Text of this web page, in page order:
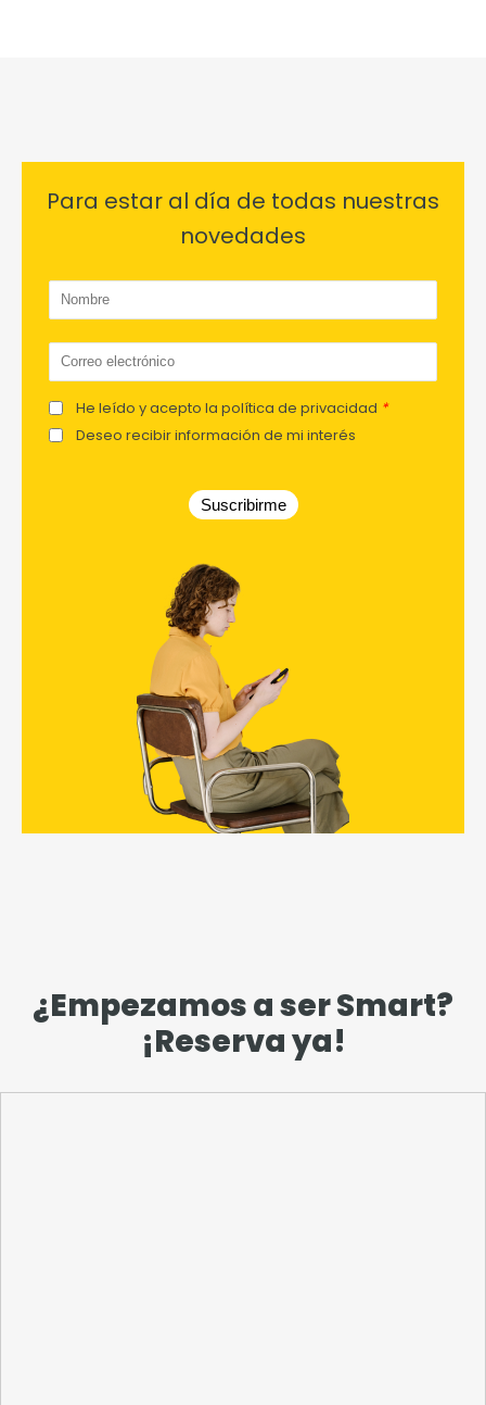
Para estar al día de todas nuestras
novedades
He leído y acepto la política de privacidad *
Deseo recibir información de mi interés
Suscribirme
¿Empezamos a ser Smart?
¡Reserva ya!